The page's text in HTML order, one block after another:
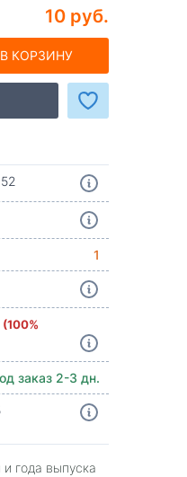
10 руб.
В КОРЗИНУ
1
(100%
заказ 2-3 дн.
года выпуска